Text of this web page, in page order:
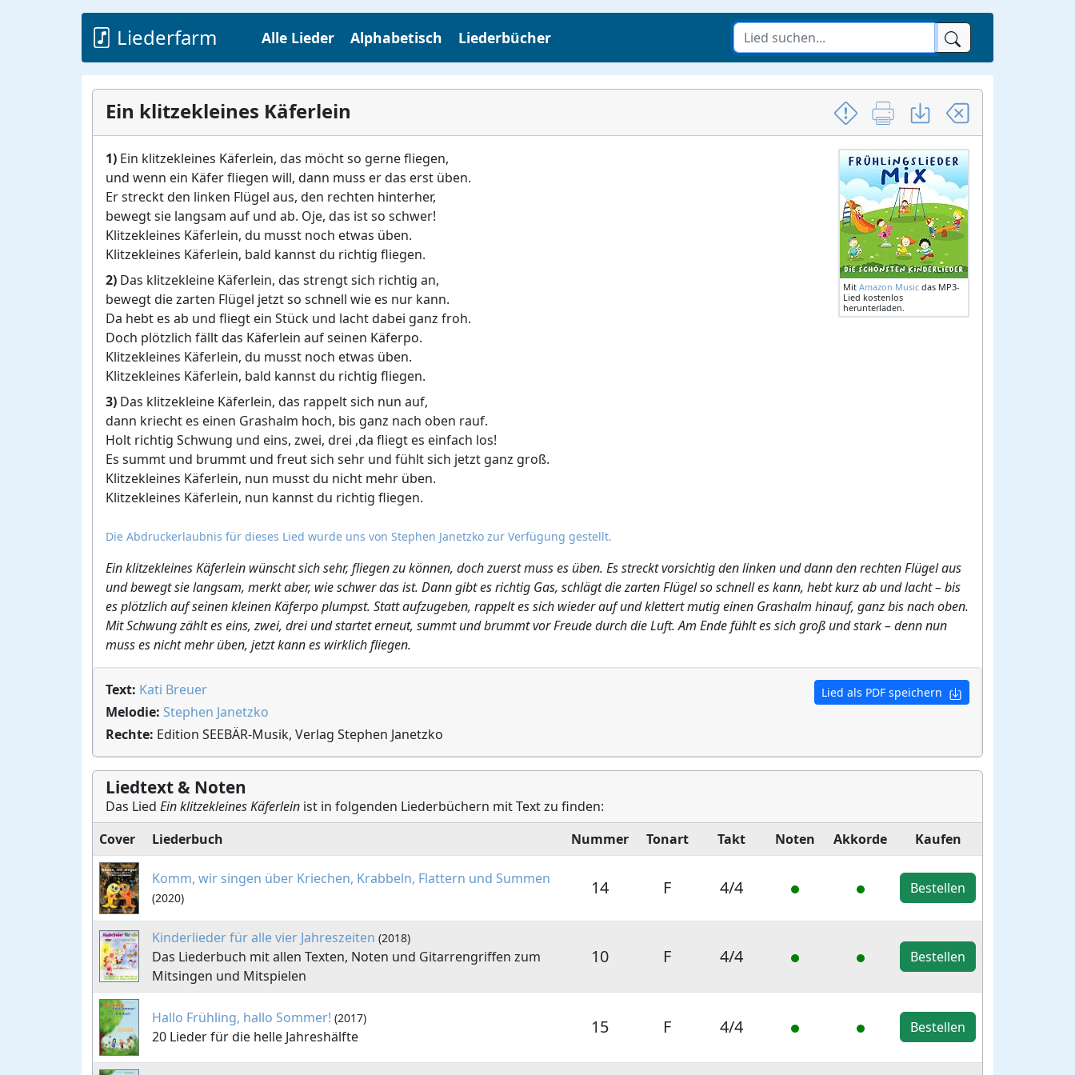
Liederfarm Alle Lieder Alphabetisch Liederbücher
Ein klitzekleines Käferlein
Mit Amazon Music das MP3-
Lied kostenlos
herunterladen.
1) Ein klitzekleines Käferlein, das möcht so gerne fliegen,
und wenn ein Käfer fliegen will, dann muss er das erst üben.
Er streckt den linken Flügel aus, den rechten hinterher,
bewegt sie langsam auf und ab. Oje, das ist so schwer!
Klitzekleines Käferlein, du musst noch etwas üben.
Klitzekleines Käferlein, bald kannst du richtig fliegen.
2) Das klitzekleine Käferlein, das strengt sich richtig an,
bewegt die zarten Flügel jetzt so schnell wie es nur kann.
Da hebt es ab und fliegt ein Stück und lacht dabei ganz froh.
Doch plötzlich fällt das Käferlein auf seinen Käferpo.
Klitzekleines Käferlein, du musst noch etwas üben.
Klitzekleines Käferlein, bald kannst du richtig fliegen.
3) Das klitzekleine Käferlein, das rappelt sich nun auf,
dann kriecht es einen Grashalm hoch, bis ganz nach oben rauf.
Holt richtig Schwung und eins, zwei, drei ,da fliegt es einfach los!
Es summt und brummt und freut sich sehr und fühlt sich jetzt ganz groß.
Klitzekleines Käferlein, nun musst du nicht mehr üben.
Klitzekleines Käferlein, nun kannst du richtig fliegen.
Die Abdruckerlaubnis für dieses Lied wurde uns von Stephen Janetzko zur Verfügung gestellt.
Ein klitzekleines Käferlein wünscht sich sehr, fliegen zu können, doch zuerst muss es üben. Es streckt vorsichtig den linken und dann den rechten Flügel aus
und bewegt sie langsam, merkt aber, wie schwer das ist. Dann gibt es richtig Gas, schlägt die zarten Flügel so schnell es kann, hebt kurz ab und lacht – bis
es plötzlich auf seinen kleinen Käferpo plumpst. Statt aufzugeben, rappelt es sich wieder auf und klettert mutig einen Grashalm hinauf, ganz bis nach oben.
Mit Schwung zählt es eins, zwei, drei und startet erneut, summt und brummt vor Freude durch die Luft. Am Ende fühlt es sich groß und stark – denn nun
muss es nicht mehr üben, jetzt kann es wirklich fliegen.
Lied als PDF speichern
Text: Kati Breuer
Melodie: Stephen Janetzko
Rechte: Edition SEEBÄR-Musik, Verlag Stephen Janetzko
Liedtext & Noten
Das Lied Ein klitzekleines Käferlein ist in folgenden Liederbüchern mit Text zu finden:
Cover
Liederbuch Nummer Tonart Takt Noten Akkorde Kaufen
Komm, wir singen über Kriechen, Krabbeln, Flattern und Summen
(2020) 14 F 4/4 Bestellen
Kinderlieder für alle vier Jahreszeiten (2018)
Das Liederbuch mit allen Texten, Noten und Gitarrengriffen zum
Mitsingen und Mitspielen
10 F 4/4 Bestellen
Hallo Frühling, hallo Sommer! (2017)
20 Lieder für die helle Jahreshälfte 15 F 4/4 Bestellen